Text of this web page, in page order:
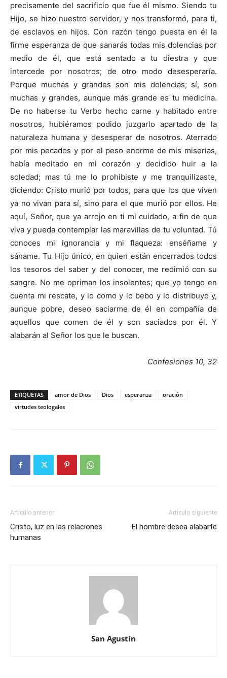
precisamente del sacrificio que fue él mismo. Siendo tu
Hijo, se hizo nuestro servidor, y nos transformó, para ti,
de esclavos en hijos. Con razón tengo puesta en él la
firme esperanza de que sanarás todas mis dolencias por
medio de él, que está sentado a tu diestra y que
intercede por nosotros; de otro modo desesperaría.
Porque muchas y grandes son mis dolencias; sí, son
muchas y grandes, aunque más grande es tu medicina.
De no haberse tu Verbo hecho carne y habitado entre
nosotros, hubiéramos podido juzgarlo apartado de la
naturaleza humana y desesperar de nosotros. Aterrado
por mis pecados y por el peso enorme de mis miserias,
había meditado en mi corazón y decidido huir a la
soledad; mas tú me lo prohibiste y me tranquilizaste,
diciendo: Cristo murió por todos, para que los que viven
ya no vivan para sí, sino para el que murió por ellos. He
aquí, Señor, que ya arrojo en ti mi cuidado, a fin de que
viva y pueda contemplar las maravillas de tu voluntad. Tú
conoces mi ignorancia y mi flaqueza: enséñame y
sáname. Tu Hijo único, en quien están encerrados todos
los tesoros del saber y del conocer, me redimió con su
sangre. No me opriman los insolentes; que yo tengo en
cuenta mi rescate, y lo como y lo bebo y lo distribuyo y,
aunque pobre, deseo saciarme de él en compañía de
aquellos que comen de él y son saciados por él. Y
alabarán al Señor los que le buscan.
Confesiones 10, 32
ETIQUETAS amor de Dios Dios esperanza
oración
virtudes teologales
Artículo anterior
Cristo, luz en las relaciones
humanas
Artículo siguiente
El hombre desea alabarte
San Agustín